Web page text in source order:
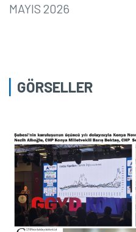
MAYIS 2026
GÖRSELLER